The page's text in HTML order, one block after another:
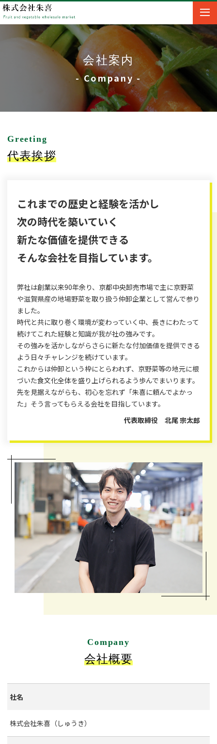
会社案内
- Company -
Greeting
代表挨拶​​​​​​​
これまでの歴史と経験を活かし
次の時代を築いていく
新たな価値を提供できる
そんな会社を目指しています。
弊社は創業以来90年余り、京都中央卸売市場で主に京野菜
や滋賀県産の地場野菜を取り扱う仲卸企業として営んで参り
ました。
時代と共に取り巻く環境が変わっていく中、長きにわたって
続けてこれた経験と知識が我が社の強みです。
その強みを活かしながらさらに新たな付加価値を提供できる
よう日々チャレンジを続けています。
これからは仲卸という枠にとらわれず、京野菜等の地元に根
づいた食文化全体を盛り上げられるよう歩んでまいります。
先を見据えながらも、初心を忘れず「朱喜に頼んでよかっ
た」そう言ってもらえる会社を目指しています。
代表取締役 北尾 宗太郎
Company
会社概要​​​​​​​
社名
株式会社朱喜（しゅうき）